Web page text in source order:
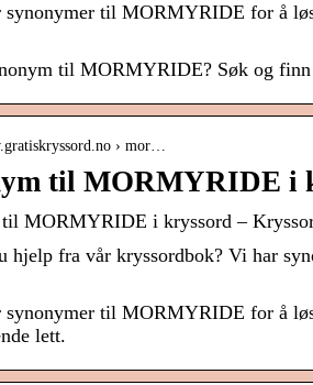
til MORMYRIDE for å
til MORMYRIDE? Søk og
› mor…
til MORMYRIDE i
MORMYRIDE i kryssord –
hjelp fra vår kryssordbok? Vi har
til MORMYRIDE for å
lett.